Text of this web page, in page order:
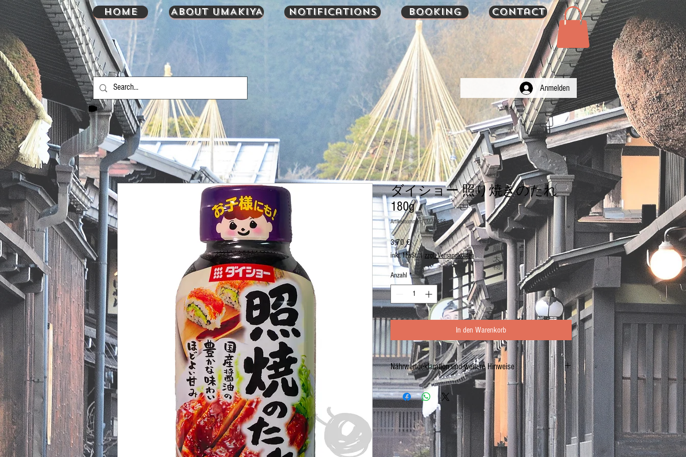
Anmelden
ダイショー 照り焼きのたれ
180g
Artikelnummer: UMA1256
3,70 €Preis
inkl. MwSt.|zzgl. Versandkosten
Anzahl *
In den Warenkorb
Nährwertdeklaration und weitere Hinweise
HOME About UMAKIYA Notifications Booking Contact